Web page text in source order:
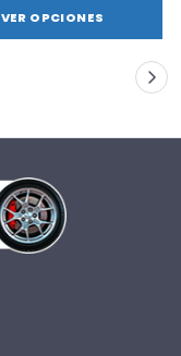
VER OPCIONES